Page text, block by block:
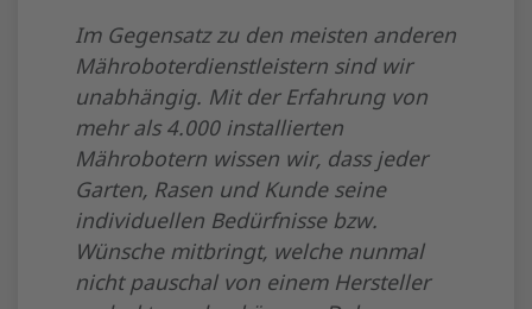
Im Gegensatz zu den meisten anderen
Mähroboterdienstleistern sind wir
unabhängig. Mit der Erfahrung von
mehr als 4.000 installierten
Mährobotern wissen wir, dass jeder
Garten, Rasen und Kunde seine
individuellen Bedürfnisse bzw.
Wünsche mitbringt, welche nunmal
nicht pauschal von einem Hersteller